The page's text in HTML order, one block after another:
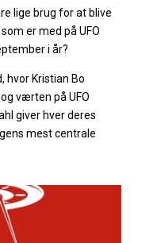
lige brug for at blive
er med på UFO
i år?
hvor Kristian Bo
værten på UFO
giver hver deres
mest centrale